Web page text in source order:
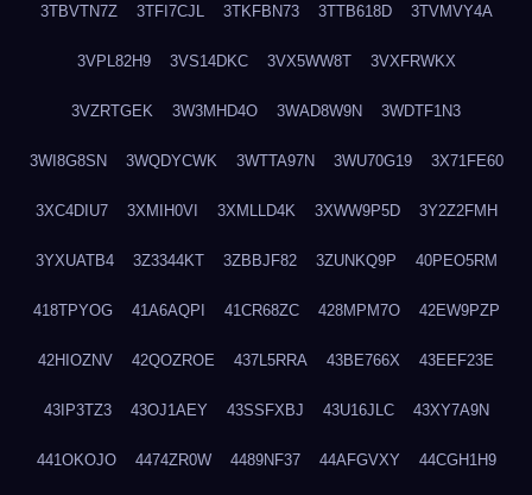
3TBVTN7Z 3TFI7CJL 3TKFBN73 3TTB618D 3TVMVY4A
3VPL82H9 3VS14DKC 3VX5WW8T 3VXFRWKX
3VZRTGEK 3W3MHD4O 3WAD8W9N 3WDTF1N3
3WI8G8SN 3WQDYCWK 3WTTA97N 3WU70G19 3X71FE60
3XC4DIU7 3XMIH0VI 3XMLLD4K 3XWW9P5D 3Y2Z2FMH
3YXUATB4 3Z3344KT 3ZBBJF82 3ZUNKQ9P 40PEO5RM
418TPYOG 41A6AQPI 41CR68ZC 428MPM7O 42EW9PZP
42HIOZNV 42QOZROE 437L5RRA 43BE766X 43EEF23E
43IP3TZ3 43OJ1AEY 43SSFXBJ 43U16JLC 43XY7A9N
441OKOJO 4474ZR0W 4489NF37 44AFGVXY 44CGH1H9